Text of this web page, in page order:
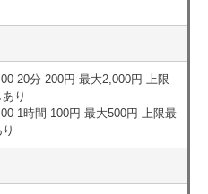
20分 200円 最大2,000円 上限
り
1時間 100円 最大500円 上限最